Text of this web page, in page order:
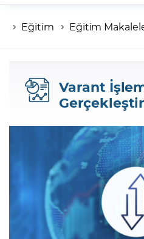
Hesap numaranız
Şifreniz
Şifremi Unuttum
Eğitim Eğitim
Varant